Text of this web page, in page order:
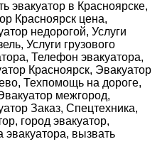
эвакуатор в Красноярске,
Красноярск цена,
недорогой, Услуги
Услуги грузового
Телефон эвакуатора,
Красноярск, Эвакуатор
Техпомощь на дороге,
межгород,
Заказ, Спецтехника,
город эвакуатор,
вызвать